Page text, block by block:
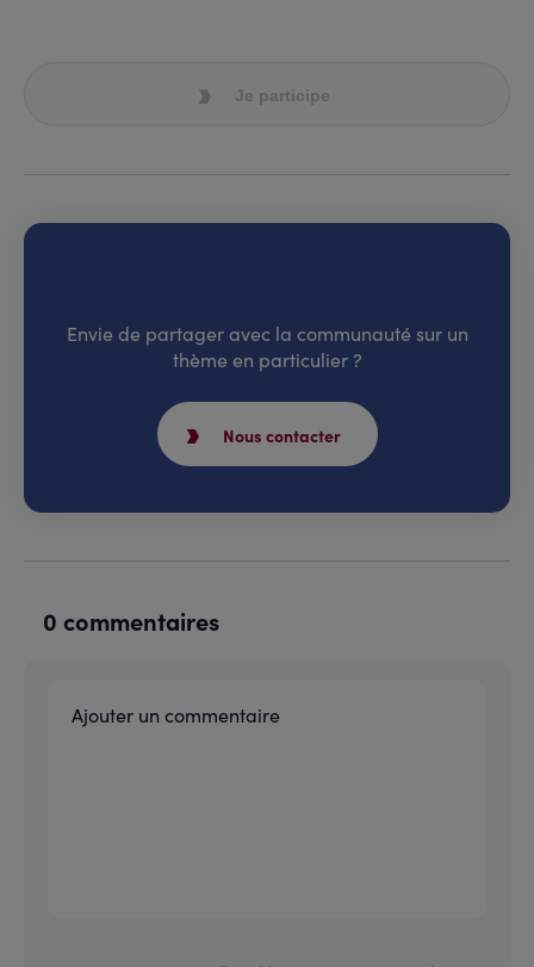
Je participe
0 commentaires
Envie de partager avec la communauté sur un
thème en particulier ?
Nous contacter